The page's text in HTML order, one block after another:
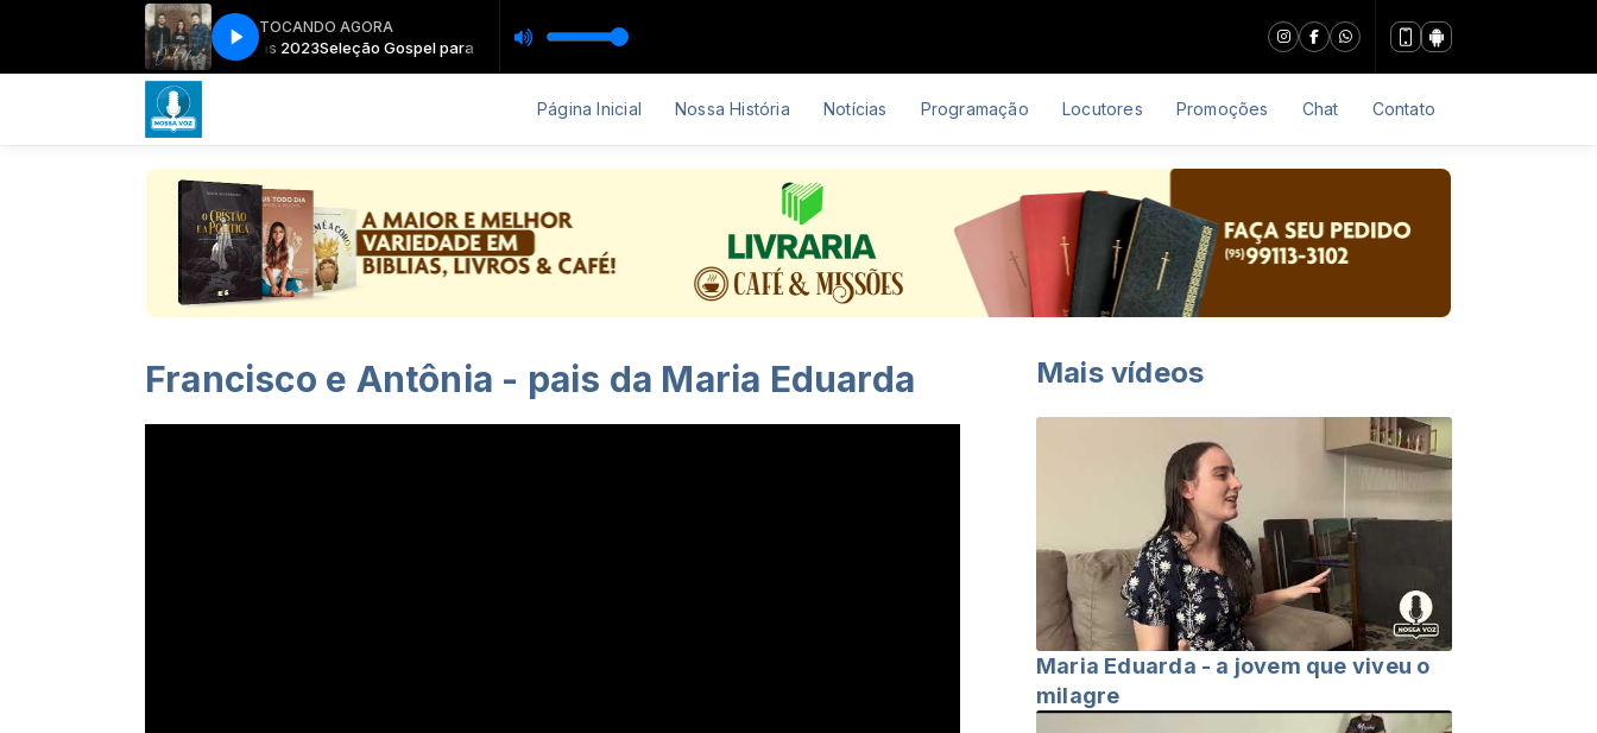
TOCANDO AGORA
Seleção Gospel para festas 2023Seleção Gospel para festas 2023
Página Inicial Nossa História Notícias Programação Locutores Promoções Chat Contato
Francisco e Antônia - pais da Maria Eduarda Mais vídeos
Maria Eduarda - a jovem que viveu o
milagre